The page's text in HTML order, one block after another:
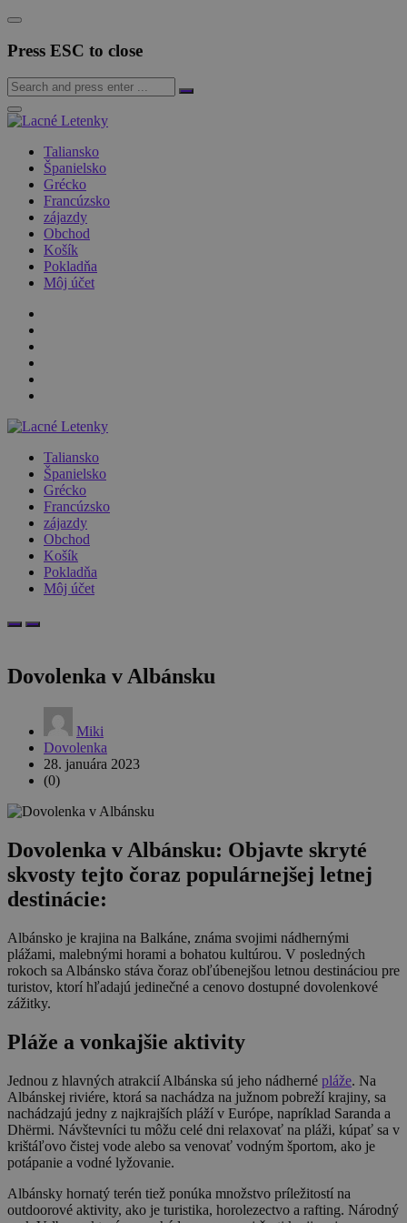
Press ESC to close
Taliansko
Španielsko
Grécko
Francúzsko
zájazdy
Obchod
Košík
Pokladňa
Môj účet
Taliansko
Španielsko
Grécko
Francúzsko
zájazdy
Obchod
Košík
Pokladňa
Môj účet
Dovolenka v Albánsku
Miki
Dovolenka
28. januára 2023
(0)
Dovolenka v Albánsku: Objavte skryté
skvosty tejto čoraz populárnejšej letnej
destinácie:
Albánsko je krajina na Balkáne, známa svojimi nádhernými
plážami, malebnými horami a bohatou kultúrou. V posledných
rokoch sa Albánsko stáva čoraz obľúbenejšou letnou destináciou pre
turistov, ktorí hľadajú jedinečné a cenovo dostupné dovolenkové
zážitky.
Pláže a vonkajšie aktivity
Jednou z hlavných atrakcií Albánska sú jeho nádherné pláže. Na
Albánskej riviére, ktorá sa nachádza na južnom pobreží krajiny, sa
nachádzajú jedny z najkrajších pláží v Európe, napríklad Saranda a
Dhërmi. Návštevníci tu môžu celé dni relaxovať na pláži, kúpať sa v
krištáľovo čistej vode alebo sa venovať vodným športom, ako je
potápanie a vodné lyžovanie.
Albánsky hornatý terén tiež ponúka množstvo príležitostí na
outdoorové aktivity, ako je turistika, horolezectvo a rafting. Národný